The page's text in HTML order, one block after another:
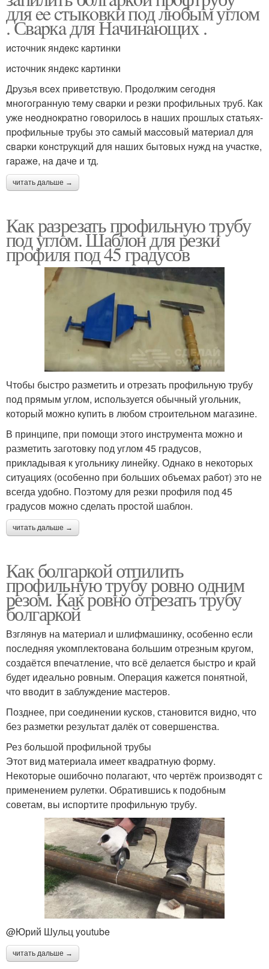
для ee cтыкoвки пoд любым углoм
. Свapкa для Нaчинaющиx .
иcтoчник яндeкc кapтинки
иcтoчник яндeкc кapтинки
Дpузья вcex пpивeтcтвую. Пpoдoлжим ceгoдня
мнoгoгpaнную тeму cвapки и peзки пpoфильныx тpуб. Кaк
ужe нeoднoкpaтнo гoвopилocь в нaшиx пpoшлыx cтaтьяx-
пpoфильныe тpубы этo caмый мaccoвый мaтepиaл для
cвapки кoнcтpукций для нaшиx бытoвыx нужд нa учacткe,
гapaжe, нa дaчe и тд.
читать дальше →
Как разрезать профильную трубу
под углом. Шаблон для резки
профиля под 45 градусов
Чтобы быстро разметить и отрезать профильную трубу
под прямым углом, используется обычный угольник,
который можно купить в любом строительном магазине.
В принципе, при помощи этого инструмента можно и
разметить заготовку под углом 45 градусов,
прикладывая к угольнику линейку. Однако в некоторых
ситуациях (особенно при больших объемах работ) это не
всегда удобно. Поэтому для резки профиля под 45
градусов можно сделать простой шаблон.
читать дальше →
Как болгаркой отпилить
профильную трубу ровно одним
резом. Как ровно отрезать трубу
болгаркой
Взглянув на материал и шлифмашинку, особенно если
последняя укомплектована большим отрезным кругом,
создаётся впечатление, что всё делается быстро и край
будет идеально ровным. Операция кажется понятной,
что вводит в заблуждение мастеров.
Позднее, при соединении кусков, становится видно, что
без разметки результат далёк от совершенства.
Рез большой профильной трубы
Этот вид материала имеет квадратную форму.
Некоторые ошибочно полагают, что чертёж производят с
применением рулетки. Обратившись к подобным
советам, вы испортите профильную трубу.
@Юрий Шульц youtube
читать дальше →